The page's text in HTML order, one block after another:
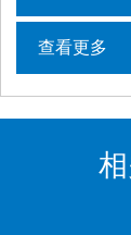
查看更多